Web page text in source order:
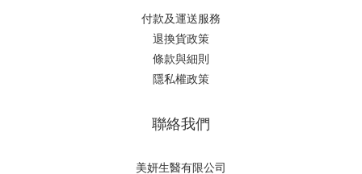
付款及運送服務
退換貨政策
條款與細則
隱私權政策
聯絡我們
美妍生醫有限公司